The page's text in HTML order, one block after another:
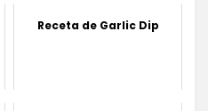
Receta de Garlic Dip